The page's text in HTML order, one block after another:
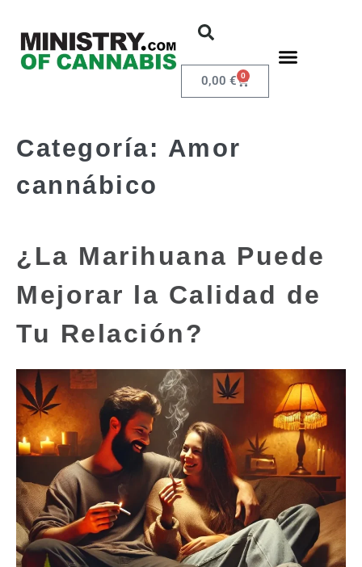
0,00 € 0
Categoría: Amor
cannábico
¿La Marihuana Puede
Mejorar la Calidad de
Tu Relación?